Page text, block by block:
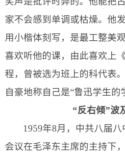
家不会感到单调或枯燥。他
用小楷体刻写，是最工整美
喜欢听他的课，由此喜欢上
程，曾被选为班上的科代表
自豪地称自己是“鲁迅学生的
“反右倾”波
1959年8月，中共八届八
会议在毛泽东主席的主持下